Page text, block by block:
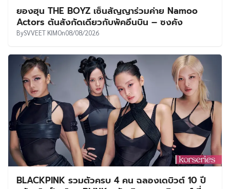
ยองฮุน THE BOYZ เซ็นสัญญาร่วมค่าย Namoo
Actors ต้นสังกัดเดียวกับพัคอึนบิน – ซงคัง
BySVVEET KIMOn08/08/2026
BLACKPINK รวมตัวครบ 4 คน ฉลองเดบิวต์ 10 ปี